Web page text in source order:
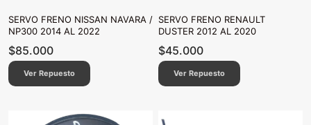
SERVO FRENO NISSAN NAVARA /
NP300 2014 AL 2022
$85.000
Ver Repuesto
SERVO FRENO RENAULT
DUSTER 2012 AL 2020
$45.000
Ver Repuesto